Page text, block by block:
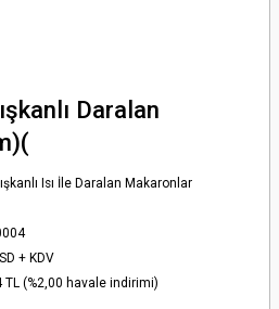
Daralan
Isı İle Daralan Makaronlar
+ KDV
TL (%2,00 havale indirimi)